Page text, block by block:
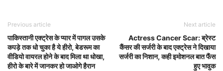
Previous article
पाकिस्तानी एक्ट्रेस के प्यार में पागल उसके
कपड़े तक धो चुका है ये हीरो, बेडरूम का
वीडियो वायरल होने के बाद मिला था धोखा,
हीरो के बारे में जानकर हो जाओगे हैरान
Next article
Actress Cancer Scar:ब्रेस्ट
कैंसर की सर्जरी के बाद एक्ट्रेस ने दिखाया
सर्जरी का निशान, कही इमोशनल बात फैंस
हुए भावुक